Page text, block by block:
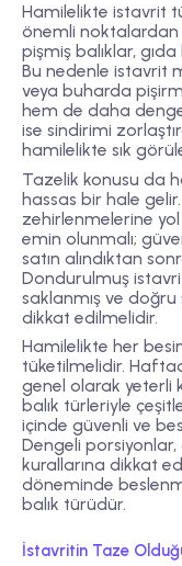
Hamilelikte istavrit
önemli noktalardan
pişmiş balıklar,
Bu nedenle istavrit
veya buharda
hem de daha
ise sindirimi
hamilelikte sık
Tazelik konusu da
hassas bir hale
zehirlenmelerine
emin olunmalı;
satın alındıktan
Dondurulmuş
saklanmış ve
dikkat edilmelidir.
Hamilelikte her
tüketilmelidir.
genel olarak yeterli
balık türleriyle
içinde güvenli ve
Dengeli
kurallarına dikkat
döneminde
balık türüdür.
İstavritin Taze Olduğu